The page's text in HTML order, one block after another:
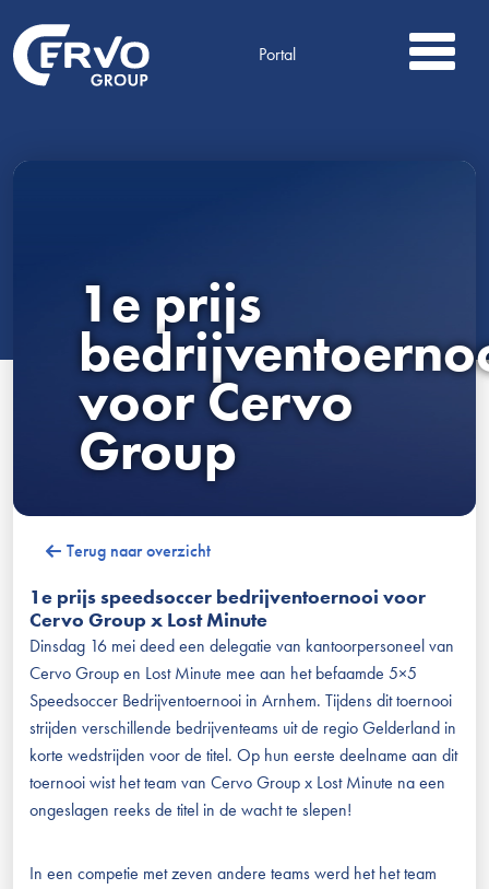
Portal
1e prijs
voor Cervo
Group
Terug naar overzicht
1e prijs speedsoccer bedrijventoernooi voor
Cervo Group x Lost Minute
Dinsdag 16 mei deed een delegatie van kantoorpersoneel van
Cervo Group en Lost Minute mee aan het befaamde 5×5
Speedsoccer Bedrijventoernooi in Arnhem. Tijdens dit toernooi
strijden verschillende bedrijventeams uit de regio Gelderland in
korte wedstrijden voor de titel. Op hun eerste deelname aan dit
toernooi wist het team van Cervo Group x Lost Minute na een
ongeslagen reeks de titel in de wacht te slepen!
In een competie met zeven andere teams werd het het team